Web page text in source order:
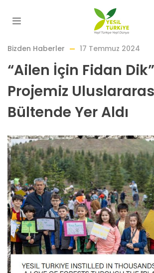
Bizden Haberler 17 Temmuz 2024
“Ailen İçin Fidan Dik”
Projemiz
Bültende Yer Aldı